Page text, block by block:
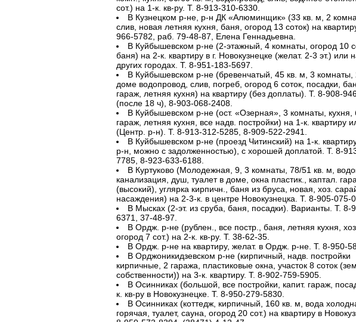
сот.) на 1-к. кв-ру. Т. 8-913-310-6330.
В Кузнецком р-не, р-н ДК «Алюминщик» (33 кв. м, 2
слив, новая летняя кухня, баня, огород 13 соток) на
966-5782, раб. 79-48-87, Елена Геннадьевна.
В Куйбышевском р-не (2-этажный, 4 комнаты, огород 10
баня) на 2-к. квартиру в г. Новокузнецке (желат. 2-3 эт.) или
других городах. Т. 8-951-183-5697.
В Куйбышевском р-не (бревенчатый, 45 кв. м, 3 комнаты,
доме водопровод, слив, погреб, огород 6 соток, посадки,
гараж, летняя кухня) на квартиру (без доплаты). Т. 8-908-
(после 18 ч), 8-903-068-2408.
В Куйбышевском р-не (ост. «Озерная», 3 комнаты, кухня,
гараж, летняя кухня, все надв. постройки) на 1-к. квартиру
(Центр. р-н). Т. 8-913-312-5285, 8-909-522-2941.
В Куйбышевском р-не (проезд Читинский) на 1-к.
р-н, можно с задолженностью), с хорошей доплатой. Т. 8-
7785, 8-923-633-6188.
В Куртуково (Молодежная, 9, 3 комнаты, 78/51 кв. м,
канализация, душ, туалет в доме, окна пластик., каптал.
(высокий), углярка кирпичн., баня из бруса, новая, хоз.
насаждения) на 2-3-к. в центре Новокузнецка. Т. 8-905-075-
В Мысках (2-эт. из сруба, баня, посадки). Варианты. Т. 8-
6371, 37-48-97.
В Ордж. р-не (рублен., все постр., баня, летняя кухня,
огород 7 сот.) на 2-к. кв-ру. Т. 38-62-35.
В Ордж. р-не на квартиру, желат. в Ордж. р-не. Т. 8-950-
В Орджоникидзевском р-не (кирпичный, надв. постройки
кирпичные, 2 гаража, пластиковые окна, участок 8 соток
собственности)) на 3-к. квартиру. Т. 8-902-759-5905.
В Осинниках (большой, все постройки, капит. гараж,
к. кв-ру в Новокузнецке. Т. 8-950-279-5830.
В Осинниках (коттедж, кирпичный, 160 кв. м, вода
горячая, туалет, сауна, огород 20 сот.) на квартиру в